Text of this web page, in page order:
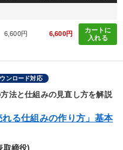
6,600円 6,600円
カートに
入れる
ンロード対応
法と仕組みの見直し方を解説
る仕組みの作り方」基本
取締役)